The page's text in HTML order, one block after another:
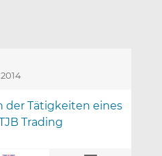
der Tätigkeiten eines
Trading